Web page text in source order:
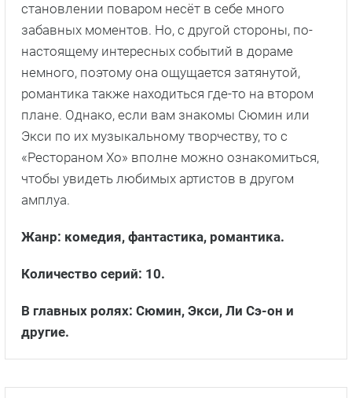
становлении поваром несёт в себе много
забавных моментов. Но, с другой стороны, по-
настоящему интересных событий в дораме
немного, поэтому она ощущается затянутой,
романтика также находиться где-то на втором
плане. Однако, если вам знакомы Сюмин или
Экси по их музыкальному творчеству, то с
«Рестораном Хо» вполне можно ознакомиться,
чтобы увидеть любимых артистов в другом
амплуа.
Жанр: комедия, фантастика, романтика.
Количество серий: 10.
В главных ролях: Сюмин, Экси, Ли Сэ-он и
другие.